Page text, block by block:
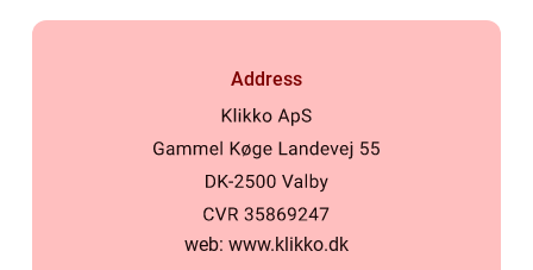
Address
web: www.klikko.dk